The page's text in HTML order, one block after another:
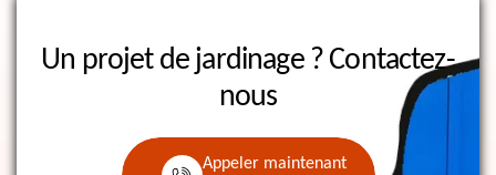
Un projet de jardinage ? Contactez-
nous
Appeler maintenant